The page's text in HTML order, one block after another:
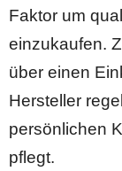
Faktor um
einzukaufen.
über einen
Hersteller
persönlichen
pflegt.